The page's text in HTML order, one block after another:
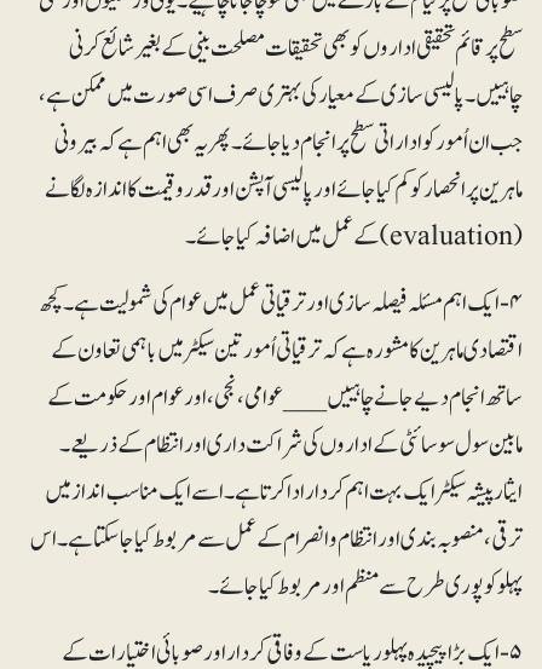
سطح پر قائم تحقیقی اداروں کو بھی تحقیقات مصلحت بینی کے بغیر شائع کرنی
چاہییں۔ پالیسی سازی کے معیار کی بہتری صرف اسی صورت میں ممکن ہے،
جب ان اُمور کو اداراتی سطح پر انجام دیا جائے۔ پھر یہ بھی اہم ہے کہ بیرونی
ماہرین پر انحصار کو کم کیا جائے اور پالیسی آپشن اور قدروقیمت کا اندازہ لگانے
(evaluation) کے عمل میں اضافہ کیا جائے۔
۴- ایک اہم مسئلہ فیصلہ سازی اور ترقیاتی عمل میں عوام کی شمولیت ہے۔ کچھ
اقتصادی ماہرین کا مشورہ ہے کہ ترقیاتی اُمور تین سیکٹر میں باہمی تعاون کے
ساتھ انجام دیے جانے چاہییں___ عوامی، نجی، اور عوام اور حکومت کے
مابین سول سوسائٹی کے اداروں کی شراکت داری اور انتظام کے ذریعے۔
ایثارپیشہ سیکٹر ایک بہت اہم کردار ادا کرتا ہے۔ اسے ایک مناسب انداز میں
ترقی، منصوبہ بندی اور انتظام و انصرام کے عمل سے مربوط کیا جاسکتا ہے۔ اس
پہلو کو پوری طرح سے منظم اور مربوط کیا جائے۔
۵- ایک بڑا پیچیدہ پہلو ریاست کے وفاقی کردار اور صوبائی اختیارات کے